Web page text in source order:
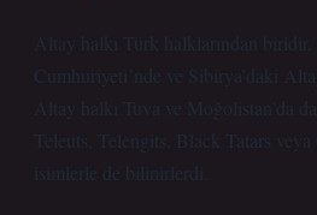
Altay halkı Türk halklarından
Cumhuriyeti’nde ve Sibirya’daki
Altay halkı Tuva ve Moğolistan’da
Teleuts, Telengits, Black Tatars
isimlerle de bilinirlerdi.